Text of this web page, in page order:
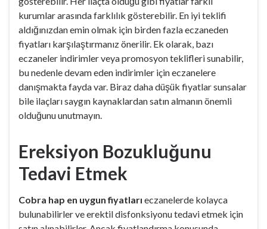
kurumlar arasında farklılık gösterebilir. En iyi teklifi
aldığınızdan emin olmak için birden fazla eczaneden
fiyatları karşılaştırmanız önerilir. Ek olarak, bazı
eczaneler indirimler veya promosyon teklifleri sunabilir,
bu nedenle devam eden indirimler için eczanelere
danışmakta fayda var. Biraz daha düşük fiyatlar sunsalar
bile ilaçları saygın kaynaklardan satın almanın önemli
olduğunu unutmayın.
Ereksiyon Bozukluğunu
Tedavi Etmek
Cobra hap en uygun fiyatları eczanelerde kolayca
bulunabilirler ve erektil disfonksiyonu tedavi etmek için